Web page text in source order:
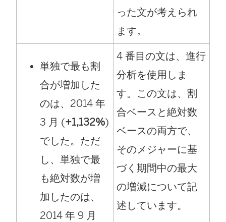
った文が考えられ
ます。
単独で最も割
合が増加した
のは、2014 年
3 月 (+1,132%)
でした。ただ
し、単独で最
も絶対数が増
加したのは、
2014 年 9 月
4 番目の文は、進行
分析を使用しま
す。この文は、割
合ベースと絶対数
ベースの両方で、
そのメジャーに基
づく期間中の最大
の増減について記
述しています。